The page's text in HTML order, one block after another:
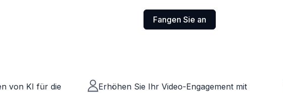
Fangen Sie an
von KI für die
Erhöhen Sie Ihr Video-Engagement mit